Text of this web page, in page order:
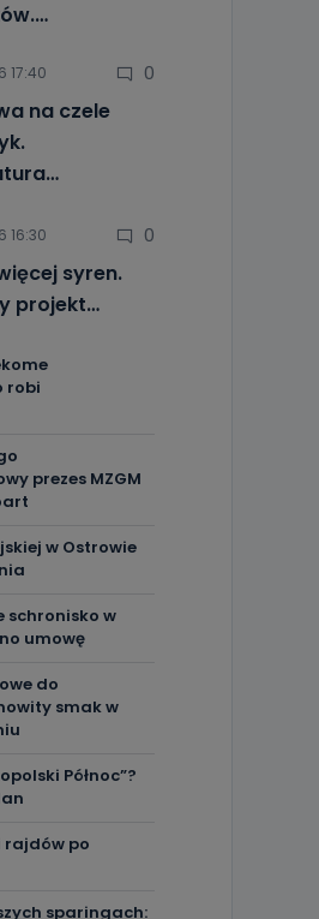
17:40 0
na czele
16:30 0
syren.
projekt…
robi
prezes MZGM
w Ostrowie
schronisko w
umowę
do
smak w
Północ”?
rajdów po
sparingach: